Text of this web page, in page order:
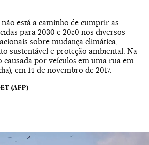
está a caminho de cumprir as
para 2030 e 2050 nos diversos
sobre mudança climática,
sustentável e proteção ambiental. Na
causada por veículos em uma rua em
em 14 de novembro de 2017.
(AFP)